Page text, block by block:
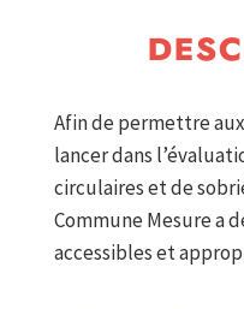
Afin de permettre
lancer dans
circulaires et de
Commune Mesure a
accessibles et